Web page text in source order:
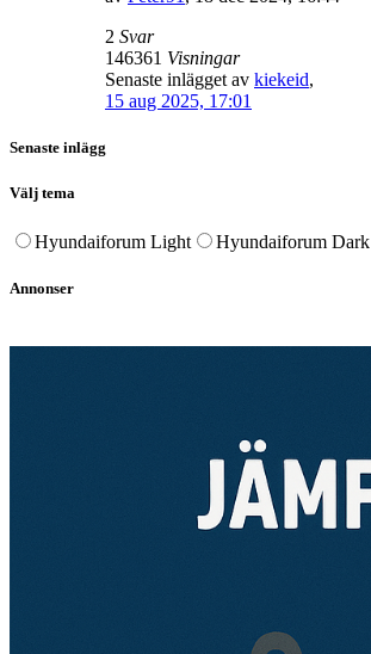
2 Svar
146361 Visningar
Senaste inlägget av kiekeid,
15 aug 2025, 17:01
Senaste inlägg
Välj tema
Hyundaiforum Light Hyundaiforum Dark
Annonser